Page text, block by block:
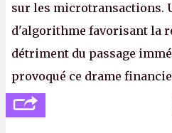
sur les microtransactions.
d'algorithme favorisant la
détriment du passage
provoqué ce drame
se consoler, le PDG David
sur le déblocage du jeu en